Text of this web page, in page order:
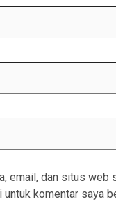
email, dan situs web
untuk komentar saya